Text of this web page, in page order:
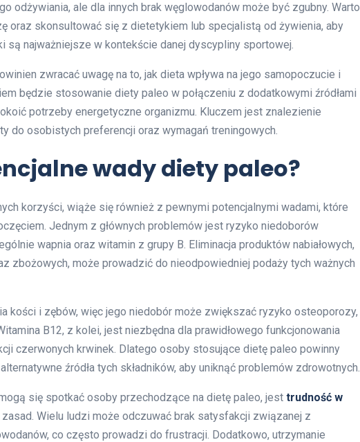
odżywiania, ale dla innych brak węglowodanów może być zgubny. Warto
oraz skonsultować się z dietetykiem lub specjalistą od żywienia, aby
są najważniejsze w kontekście danej dyscypliny sportowej.
zwracać uwagę na to, jak dieta wpływa na jego samopoczucie i
będzie stosowanie diety paleo w połączeniu z dodatkowymi źródłami
potrzeby energetyczne organizmu. Kluczem jest znalezienie
do osobistych preferencji oraz wymagań treningowych.
wady diety paleo?
korzyści, wiąże się również z pewnymi potencjalnymi wadami, które
Jednym z głównych problemów jest ryzyko niedoborów
wapnia oraz witamin z grupy B. Eliminacja produktów nabiałowych,
zbożowych, może prowadzić do nieodpowiedniej podaży tych ważnych
kości i zębów, więc jego niedobór może zwiększać ryzyko osteoporozy,
B12, z kolei, jest niezbędna dla prawidłowego funkcjonowania
czerwonych krwinek. Dlatego osoby stosujące dietę paleo powinny
źródła tych składników, aby uniknąć problemów zdrowotnych.
się spotkać osoby przechodzące na dietę paleo, jest trudność w
Wielu ludzi może odczuwać brak satysfakcji związanej z
co często prowadzi do frustracji. Dodatkowo, utrzymanie